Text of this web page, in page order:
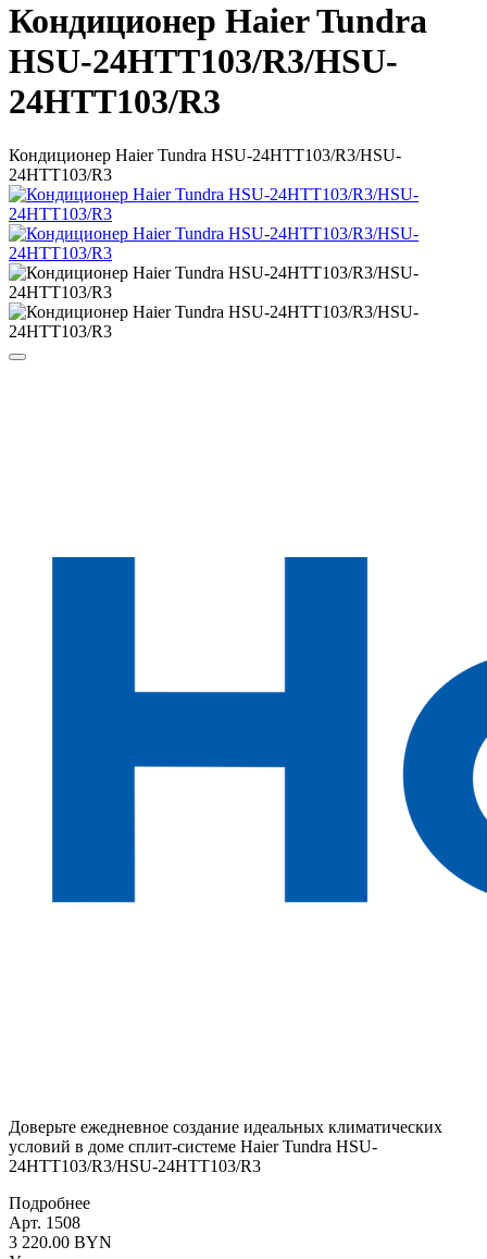
Кондиционер Haier Tundra
HSU-24HTT103/R3/HSU-
24HTT103/R3
Кондиционер Haier Tundra HSU-24HTT103/R3/HSU-
24HTT103/R3
Доверьте ежедневное создание идеальных климатических
условий в доме сплит-системе Haier Tundra HSU-
24HTT103/R3/HSU-24HTT103/R3
Подробнее
Арт. 1508
3 220.00 BYN